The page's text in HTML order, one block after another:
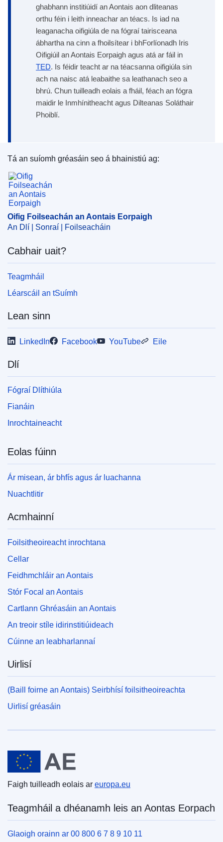
ghabhann institiúidí an Aontais aon dliteanas
orthu féin i leith inneachar an téacs. Is iad na
leaganacha oifigiúla de na fógraí tairisceana
ábhartha na cinn a fhoilsítear i bhForlíonadh Iris
Oifigiúil an Aontais Eorpaigh agus atá ar fáil in
TED. Is féidir teacht ar na téacsanna oifigiúla sin
ach na naisc atá leabaithe sa leathanach seo a
bhrú. Chun tuilleadh eolais a fháil, féach an fógra
maidir le Inmhínitheacht agus Dilteanas Soláthair
Phoiblí.
Oifig Foilseachán an Aontais Eorpaigh
Tá an suíomh gréasáin seo á bhainistiú ag:
Oifig Foilseachán an Aontais Eorpaigh
An Dlí | Sonraí | Foilseacháin
Cabhair uait?
Teagmháil
Léarscáil an tSuímh
Lean sinn
LinkedIn Facebook YouTube Eile
Dlí
Fógraí Dlíthiúla
Fianáin
Inrochtaineacht
Eolas fúinn
Ár misean, ár bhfís agus ár luachanna
Nuachtlitir
Acmhainní
Foilsitheoireacht inrochtana
Cellar
Feidhmchláir an Aontais
Stór Focal an Aontais
Cartlann Ghréasáin an Aontais
An treoir stíle idirinstitiúideach
Cúinne an leabharlannaí
Uirlisí
(Baill foirne an Aontais) Seirbhísí foilsitheoireachta
Uirlisí gréasáin
An tAontas Eorpach
Faigh tuilleadh eolais ar europa.eu
Teagmháil a dhéanamh leis an Aontas Eorpach
Glaoigh orainn ar 00 800 6 7 8 9 10 11